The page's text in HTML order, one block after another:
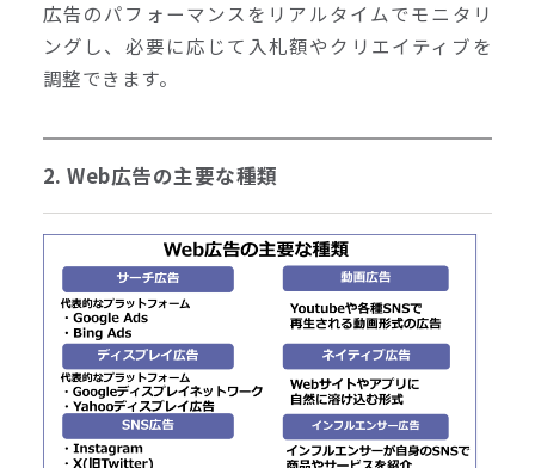
広告のパフォーマンスをリアルタイムでモニタリ
ングし、必要に応じて入札額やクリエイティブを
調整できます。
2. Web広告の主要な種類